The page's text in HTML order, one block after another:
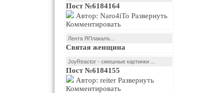
Пост №6184164
Комментировать
Лента ЯПлакалъ...
Святая женщина
JoyReactor - смешные картинки ...
Пост №6184155
Комментировать